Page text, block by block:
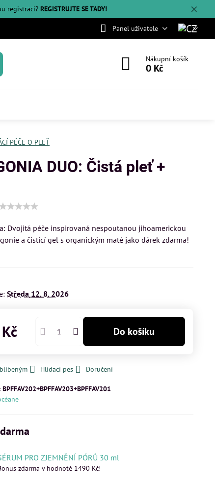
✕
registraci?REGISTRUJTE SE TADY!
Panel uživatele
Nákupní košík
0 Kč
PÉČE O PLEŤ
DUO: Čistá pleť +
Dvojitá péče inspirovaná nespoutanou jihoamerickou
a čisticí gel s organickým maté jako dárek zdarma!
Středa 12. 8. 2026
Do košíku
Hlídací pes Doručení
BPFFAV202+BPFFAV203+BPFFAV201
PRO ZJEMNĚNÍ PÓRŮ 30 ml
zdarma v hodnotě 1490 Kč!